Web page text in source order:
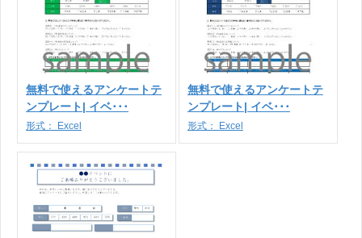
無料で使えるアンケートテ
ンプレート| イベ･･･
形式： Excel
無料で使えるアンケートテ
ンプレート| イベ･･･
形式： Excel